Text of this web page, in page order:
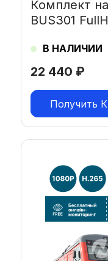
22 440 ₽
Комплект
BUS301
В НАЛИЧИИ
Получить